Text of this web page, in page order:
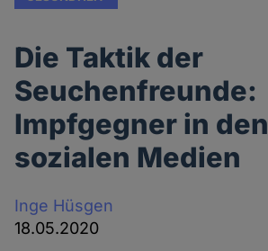
Die Taktik der
Seuchenfreunde:
Impfgegner in den
sozialen Medien
Inge Hüsgen
18.05.2020